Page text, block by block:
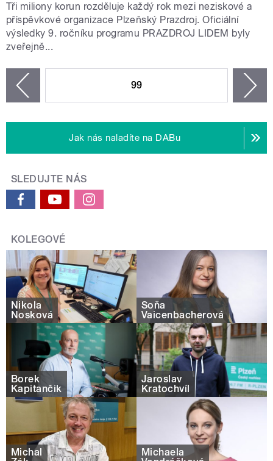
Tři miliony korun rozděluje každý rok mezi neziskové a
příspěvkové organizace Plzeňský Prazdroj. Oficiální
výsledky 9. ročníku programu PRAZDROJ LIDEM byly
zveřejně...
99
Jak nás naladíte na DABu
SLEDUJTE NÁS
KOLEGOVÉ
Nikola
Nosková
Soňa
Vaicenbacherová
Borek
Kapitančik
Jaroslav
Kratochvíl
Michal
Michaela